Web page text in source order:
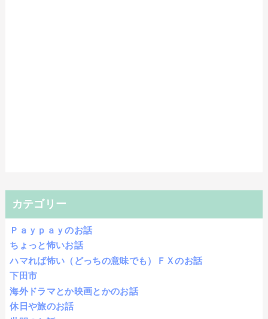
カテゴリー
Ｐａｙｐａｙのお話
ちょっと怖いお話
ハマれば怖い（どっちの意味でも）ＦＸのお話
下田市
海外ドラマとか映画とかのお話
休日や旅のお話